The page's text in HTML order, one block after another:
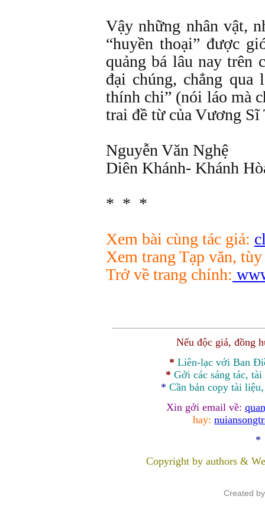
Vậy những nhân vật,
“huyền thoại” được
quảng bá lâu nay trên
đại chúng, chẳng qua
thính chi” (nói láo mà
trai đề từ của Vương
Nguyễn Văn Nghệ
Diên Khánh- Khánh
* * *
Xem bài cùng tác giả:
Xem trang Tạp văn,
Trở về trang chính:
Nếu độc giả, đồng
* Liên-lạc với Ban
* Gởi các sáng tác,
* Cần bản copy tài
Xin gởi email về:
hay:
*
Copyright by authors &
Created